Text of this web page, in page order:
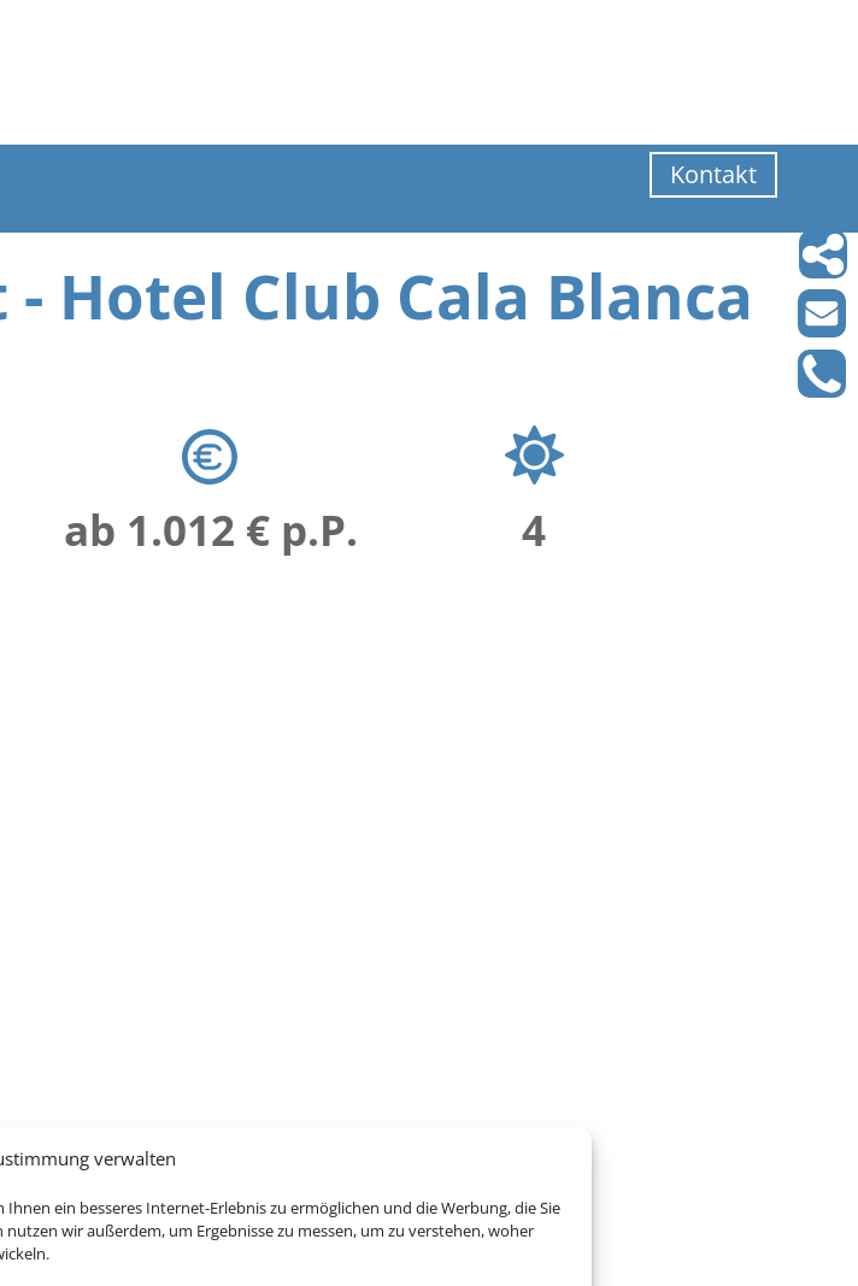
verwalten
ein besseres Internet-Erlebnis zu ermöglichen und die Werbung, die Sie
wir außerdem, um Ergebnisse zu messen, um zu verstehen, woher
Kontakt
Hotel Club Cala Blanca
ab 1.012 € p.P. 4